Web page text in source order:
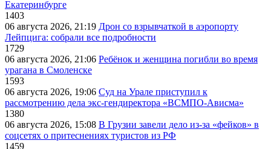
Екатеринбурге
1403
06 августа 2026, 21:19 Дрон со взрывчаткой в аэропорту
Лейпцига: собрали все подробности
1729
06 августа 2026, 21:06 Ребёнок и женщина погибли во время
урагана в Смоленске
1593
06 августа 2026, 19:06 Суд на Урале приступил к
рассмотрению дела экс-гендиректора «ВСМПО-Ависма»
1380
06 августа 2026, 15:08 В Грузии завели дело из-за «фейков» в
соцсетях о притеснениях туристов из РФ
1459